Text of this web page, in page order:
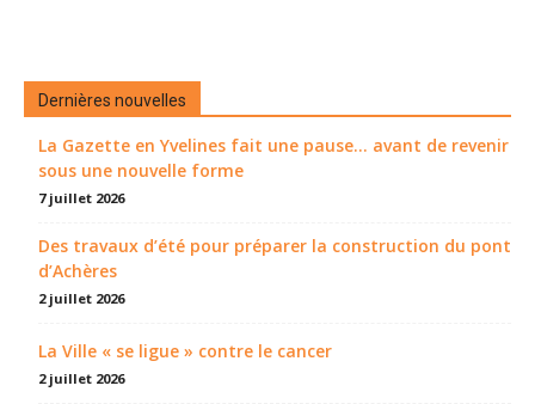
Dernières nouvelles
La Gazette en Yvelines fait une pause... avant de revenir
sous une nouvelle forme
7 juillet 2026
Des travaux d’été pour préparer la construction du pont
d’Achères
2 juillet 2026
La Ville « se ligue » contre le cancer
2 juillet 2026